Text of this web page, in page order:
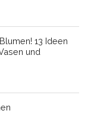
13 Ideen
und